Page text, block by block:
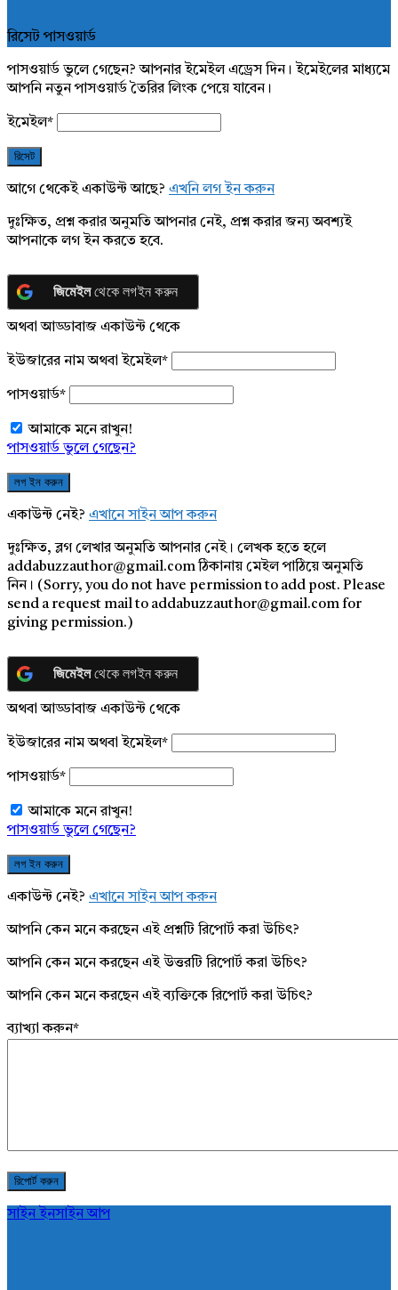
রিসেট পাসওয়ার্ড
পাসওয়ার্ড ভুলে গেছেন? আপনার ইমেইল এড্রেস দিন। ইমেইলের মাধ্যমে
আপনি নতুন পাসওয়ার্ড তৈরির লিংক পেয়ে যাবেন।
ইমেইল*
আগে থেকেই একাউন্ট আছে? এখনি লগ ইন করুন
দুঃক্ষিত, প্রশ্ন করার অনুমতি আপনার নেই, প্রশ্ন করার জন্য অবশ্যই
আপনাকে লগ ইন করতে হবে.
জিমেইলথেকে লগইন করুন
অথবা আড্ডাবাজ একাউন্ট থেকে
ইউজারের নাম অথবা ইমেইল*
পাসওয়ার্ড*
আমাকে মনে রাখুন!
পাসওয়ার্ড ভুলে গেছেন?
একাউন্ট নেই? এখানে সাইন আপ করুন
দুঃক্ষিত, ব্লগ লেখার অনুমতি আপনার নেই। লেখক হতে হলে
addabuzzauthor@gmail.com ঠিকানায় মেইল পাঠিয়ে অনুমতি
নিন। (Sorry, you do not have permission to add post. Please
send a request mail to addabuzzauthor@gmail.com for
giving permission.)
জিমেইলথেকে লগইন করুন
অথবা আড্ডাবাজ একাউন্ট থেকে
ইউজারের নাম অথবা ইমেইল*
পাসওয়ার্ড*
আমাকে মনে রাখুন!
পাসওয়ার্ড ভুলে গেছেন?
একাউন্ট নেই? এখানে সাইন আপ করুন
আপনি কেন মনে করছেন এই প্রশ্নটি রিপোর্ট করা উচিৎ?
আপনি কেন মনে করছেন এই উত্তরটি রিপোর্ট করা উচিৎ?
আপনি কেন মনে করছেন এই ব্যক্তিকে রিপোর্ট করা উচিৎ?
ব্যাখ্যা করুন*
সাইন ইনসাইন আপ